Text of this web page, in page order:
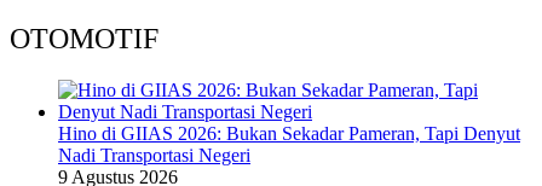
OTOMOTIF
Hino di GIIAS 2026: Bukan Sekadar Pameran, Tapi Denyut
Nadi Transportasi Negeri
9 Agustus 2026